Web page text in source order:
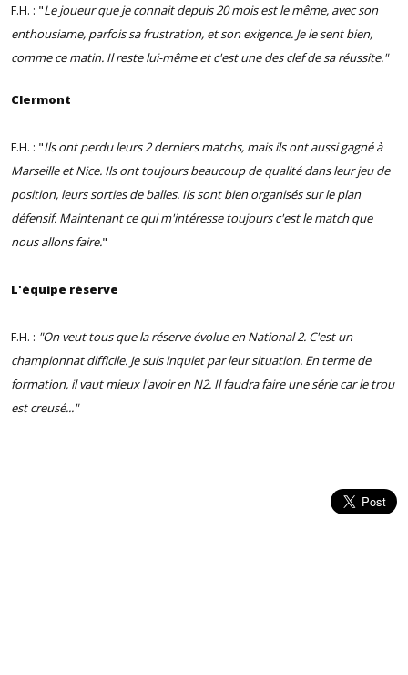
F.H. : "Le joueur que je connait depuis 20 mois est le même, avec son
enthousiame, parfois sa frustration, et son exigence. Je le sent bien,
comme ce matin. Il reste lui-même et c'est une des clef de sa réussite."
Clermont
F.H. : "Ils ont perdu leurs 2 derniers matchs, mais ils ont aussi gagné à
Marseille et Nice. Ils ont toujours beaucoup de qualité dans leur jeu de
position, leurs sorties de balles. Ils sont bien organisés sur le plan
défensif. Maintenant ce qui m'intéresse toujours c'est le match que
nous allons faire."
L'équipe réserve
F.H. : "On veut tous que la réserve évolue en National 2. C'est un
championnat difficile. Je suis inquiet par leur situation. En terme de
formation, il vaut mieux l'avoir en N2. Il faudra faire une série car le trou
est creusé..."